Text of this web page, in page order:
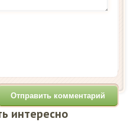
интересно